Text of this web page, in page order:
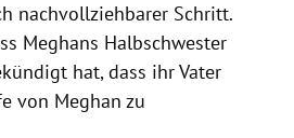
nachvollziehbarer Schritt.
Meghans Halbschwester
hat, dass ihr Vater
von Meghan zu